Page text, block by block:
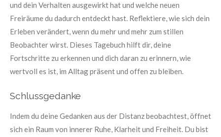
und dein Verhalten ausgewirkt hat und welche neuen
Freiräume du dadurch entdeckt hast. Reflektiere, wie sich dein
Erleben verändert, wenn du mehr und mehr zum stillen
Beobachter wirst. Dieses Tagebuch hilft dir, deine
Fortschritte zu erkennen und dich daran zu erinnern, wie
wertvoll es ist, im Alltag präsent und offen zu bleiben.
Schlussgedanke
Indem du deine Gedanken aus der Distanz beobachtest, öffnet
sich ein Raum von innerer Ruhe, Klarheit und Freiheit. Du bist